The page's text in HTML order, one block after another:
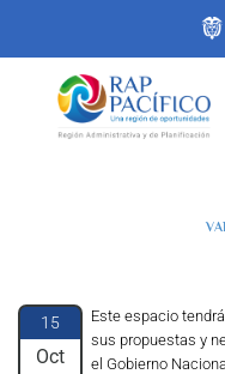
15
Oct
Este espacio
sus propuestas y
el Gobierno